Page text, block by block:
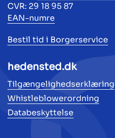
CVR: 29 18 95 87
EAN-numre
Bestil tid i Borgerservice
hedensted.dk
Tilgængelighedserklæring
Whistleblowerordning
Databeskyttelse